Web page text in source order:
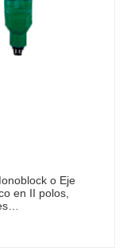
o Eje
en II polos,